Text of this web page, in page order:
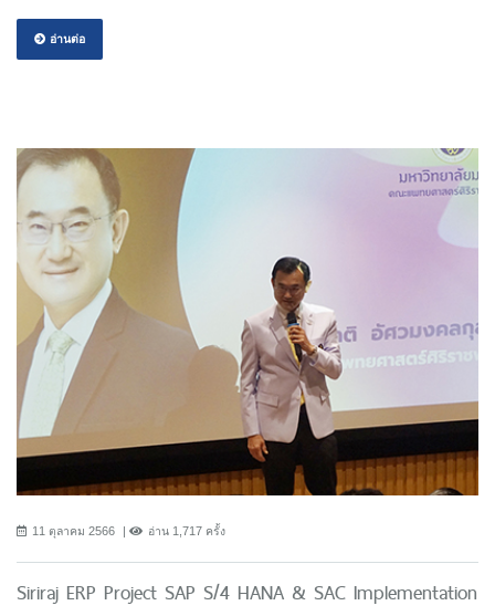
อ่านต่อ
11 ตุลาคม 2566 อ่าน 1,717 ครั้ง
Siriraj ERP Project SAP S/4 HANA & SAC Implementation